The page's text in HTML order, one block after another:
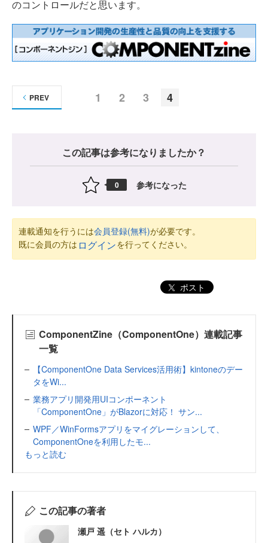
のコントロールだと思います。
1 2 3 4
PREV
この記事は参考になりましたか？
0 参考になった
連載通知を行うには会員登録(無料)が必要です。
既に会員の方は ログインを行ってください。
ポスト
ComponentZine（ComponentOne）連載記事
一覧
【ComponentOne Data Services活用術】kintoneのデー
タをWi...
業務アプリ開発用UIコンポーネント
「ComponentOne」がBlazorに対応！ サン...
WPF／WinFormsアプリをマイグレーションして、
ComponentOneを利用したモ...
もっと読む
この記事の著者
瀬戸 遥（セト ハルカ）